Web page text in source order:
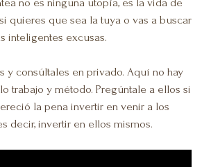
quieres que sea la tuya o vas a buscar
inteligentes excusas.
y consúltales en privado. Aquí no hay
trabajo y método. Pregúntale a ellos si
la pena invertir en venir a los
decir, invertir en ellos mismos.